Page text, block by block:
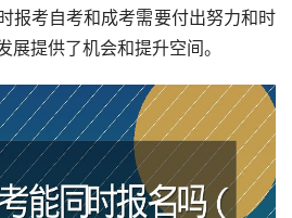
报考自考和成考需要付出努力和时
展提供了机会和提升空间。